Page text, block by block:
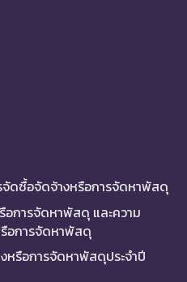
จัดซื้อจัดจ้างหรือการจัดหาพัสดุ
อการจัดหาพัสดุ และความ
อการจัดหาพัสดุ
หรือการจัดหาพัสดุประจำปี